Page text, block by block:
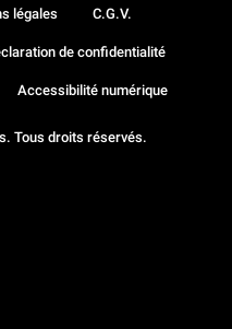
Tous droits réservés.
légales C.G.V.
de confidentialité
Accessibilité numérique